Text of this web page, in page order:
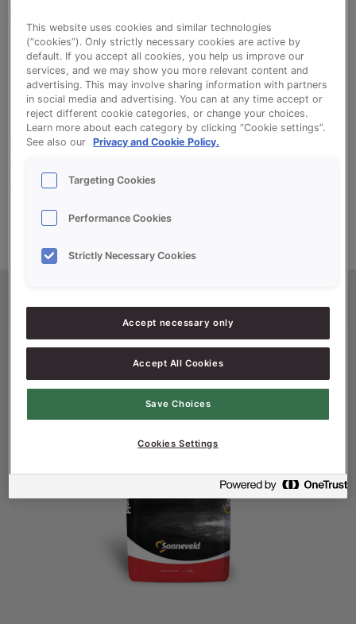
SonPlus Wit ‘S’ is een broodverbetermiddel met
een rustige bakaard voor alle soorten melkbrood.
Het geeft een mooie korstkleur en een vol
melkaroma.
Duidelijke melksmaak
Rustige bakaard
Productinformatie
This website uses cookies and similar technologies
(“cookies”). Only strictly necessary cookies are active by
default. If you accept all cookies, you help us improve our
services, and we may show you more relevant content and
advertising. This may involve sharing information with partners
in social media and advertising. You can at any time accept or
reject different cookie categories, or change your choices.
Learn more about each category by clicking “Cookie settings”.
See also our
Privacy and Cookie Policy.
Targeting Cookies
Performance Cookies
Strictly Necessary Cookies
Accept necessary only
Accept All Cookies
Save Choices
Cookies Settings